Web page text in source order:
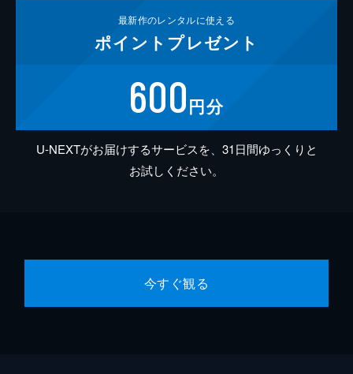
最新作のレンタルに使える
ポイント プレゼント
600円分
U-NEXTがお届けするサービスを、31日間ゆっくりと
お試しください。
今すぐ観る